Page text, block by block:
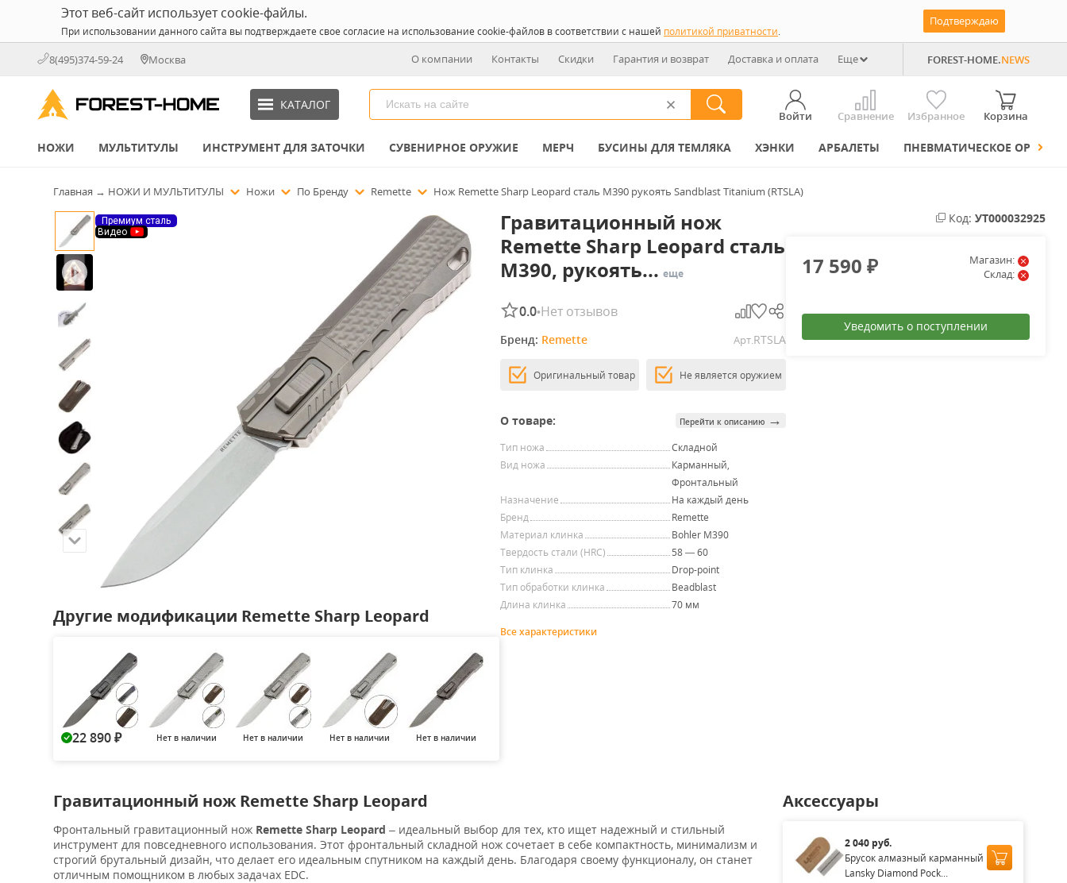
Этот веб-сайт использует cookie-файлы.
При использовании данного сайта вы подтверждаете свое согласие на использование cookie-файлов в соответствии с нашей политикой приватности.
Подтверждаю
8(495)374-59-24 Москва О компании Контакты Скидки Гарантия и возврат Доставка и оплата Еще FOREST-HOME.NEWS
КАТАЛОГ
Войти Сравнение Избранное Корзина
НОЖИ МУЛЬТИТУЛЫ ИНСТРУМЕНТ ДЛЯ ЗАТОЧКИ СУВЕНИРНОЕ ОРУЖИЕ МЕРЧ БУСИНЫ ДЛЯ ТЕМЛЯКА ХЭНКИ АРБАЛЕТЫ ПНЕВМАТИЧЕСКОЕ ОРУЖИЕ
Главная → НОЖИ И МУЛЬТИТУЛЫ Ножи По Бренду Remette Нож Remette Sharp Leopard сталь M390 рукоять Sandblast Titanium (RTSLA)
Премиум сталь
Видео
Другие модификации Remette Sharp Leopard
22 890 ₽ Нет в наличии Нет в наличии Нет в наличии Нет в наличии
Гравитационный нож
Remette Sharp Leopard сталь
M390, рукоять... еще
0.0•Нет отзывов
Бренд: Remette Арт.RTSLA
Оригинальный товар Не является оружием
О товаре: Перейти к описанию →
Тип ножа
Складной
Вид ножа
Карманный,
Фронтальный
Назначение
На каждый день
Бренд
Remette
Материал клинка
Bohler M390
Твердость стали (HRC)
58 — 60
Тип клинка
Drop-point
Тип обработки клинка
Beadblast
Длина клинка
70 мм
Все характеристики
Код: УТ000032925
17 590₽
Магазин:
Склад:
Уведомить о поступлении
Гравитационный нож Remette Sharp Leopard
Фронтальный гравитационный нож Remette Sharp Leopard – идеальный выбор для тех, кто ищет надежный и стильный
инструмент для повседневного использования. Этот фронтальный складной нож сочетает в себе компактность, минимализм и
строгий брутальный дизайн, что делает его идеальным спутником на каждый день. Благодаря своему функционалу, он станет
отличным помощником в любых задачах EDC.
Аксессуары
2 040 руб.
Брусок алмазный карманный
Lansky Diamond Pock...